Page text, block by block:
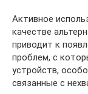
Активное
качестве
приводит к
проблем, с
устройств,
связанные с